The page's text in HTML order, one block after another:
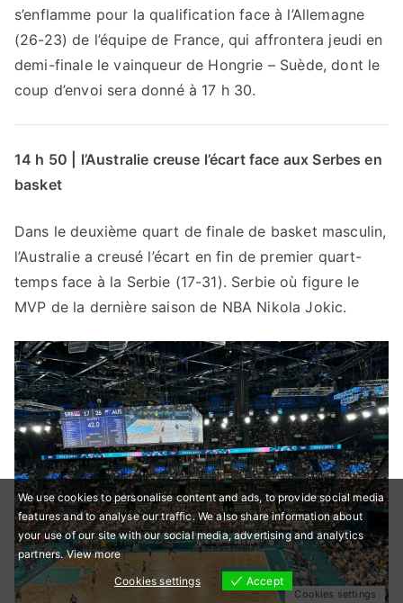
s’enflamme pour la qualification face à l’Allemagne
(26-23) de l’équipe de France, qui affrontera jeudi en
demi-finale le vainqueur de Hongrie – Suède, dont le
coup d’envoi sera donné à 17 h 30.
14 h 50 | l’Australie creuse l’écart face aux Serbes en
basket
Dans le deuxième quart de finale de basket masculin,
l’Australie a creusé l’écart en fin de premier quart-
temps face à la Serbie (17-31). Serbie où figure le
MVP de la dernière saison de NBA Nikola Jokic.
We use cookies to personalise content and ads, to provide social media
features and to analyse our traffic. We also share information about
your use of our site with our social media, advertising and analytics
partners.View more
Cookies settings
Accept
Cookies settings